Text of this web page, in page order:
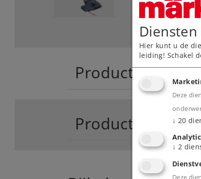
Product
Productinfo
Hier kunt u de
leiding! Schakel
Deze
↓ 20
↓ 2